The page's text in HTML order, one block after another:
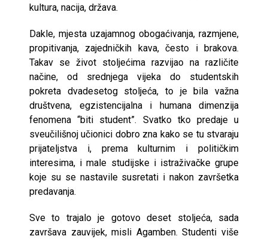
kultura, nacija, država.
Dakle, mjesta uzajamnog obogaćivanja, razmjene,
propitivanja, zajedničkih kava, često i brakova.
Takav se život stoljećima razvijao na različite
načine, od srednjega vijeka do studentskih
pokreta dvadesetog stoljeća, to je bila važna
društvena, egzistencijalna i humana dimenzija
fenomena “biti student”. Svatko tko predaje u
sveučilišnoj učionici dobro zna kako se tu stvaraju
prijateljstva i, prema kulturnim i političkim
interesima, i male studijske i istraživačke grupe
koje su se nastavile susretati i nakon završetka
predavanja.
Sve to trajalo je gotovo deset stoljeća, sada
završava zauvijek, misli Agamben. Studenti više